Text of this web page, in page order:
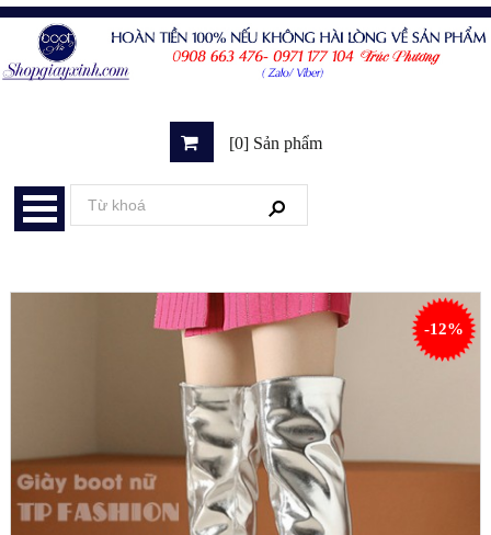
[0] Sản phẩm
-12%